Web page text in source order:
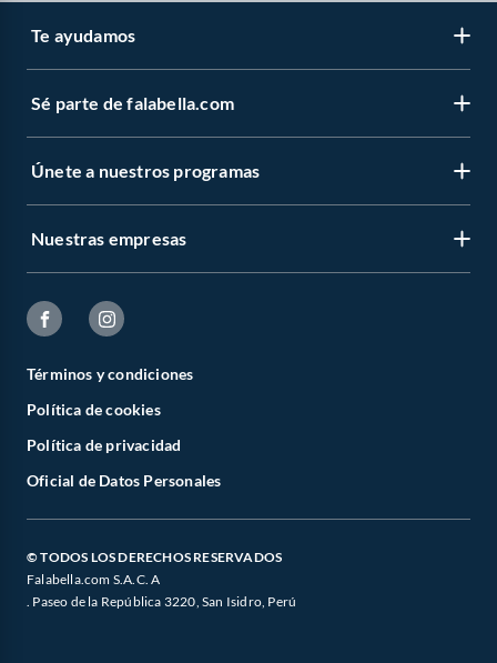
Te ayudamos
Sé parte de falabella.com
Únete a nuestros programas
Nuestras empresas
Términos y condiciones
Política de cookies
Política de privacidad
Oficial de Datos Personales
© TODOS LOS DERECHOS RESERVADOS
Falabella.com S.A.C. A
. Paseo de la República 3220, San Isidro, Perú